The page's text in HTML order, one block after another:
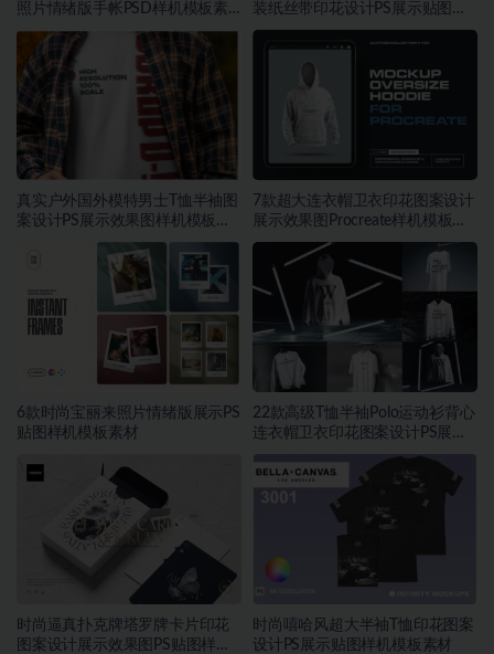
照片情绪版手帐PSD样机模板素
材
装纸丝带印花设计PS展示贴图样
机模板
真实户外国外模特男士T恤半袖图
案设计PS展示效果图样机模板素
7款超大连衣帽卫衣印花图案设计
展示效果图Procreate样机模板素
材
6款时尚宝丽来照片情绪版展示PS
贴图样机模板素材
22款高级T恤半袖Polo运动衫背心
连衣帽卫衣印花图案设计PS展示
时尚逼真扑克牌塔罗牌卡片印花
图案设计展示效果图PS贴图样机
时尚嘻哈风超大半袖T恤印花图案
设计PS展示贴图样机模板素材